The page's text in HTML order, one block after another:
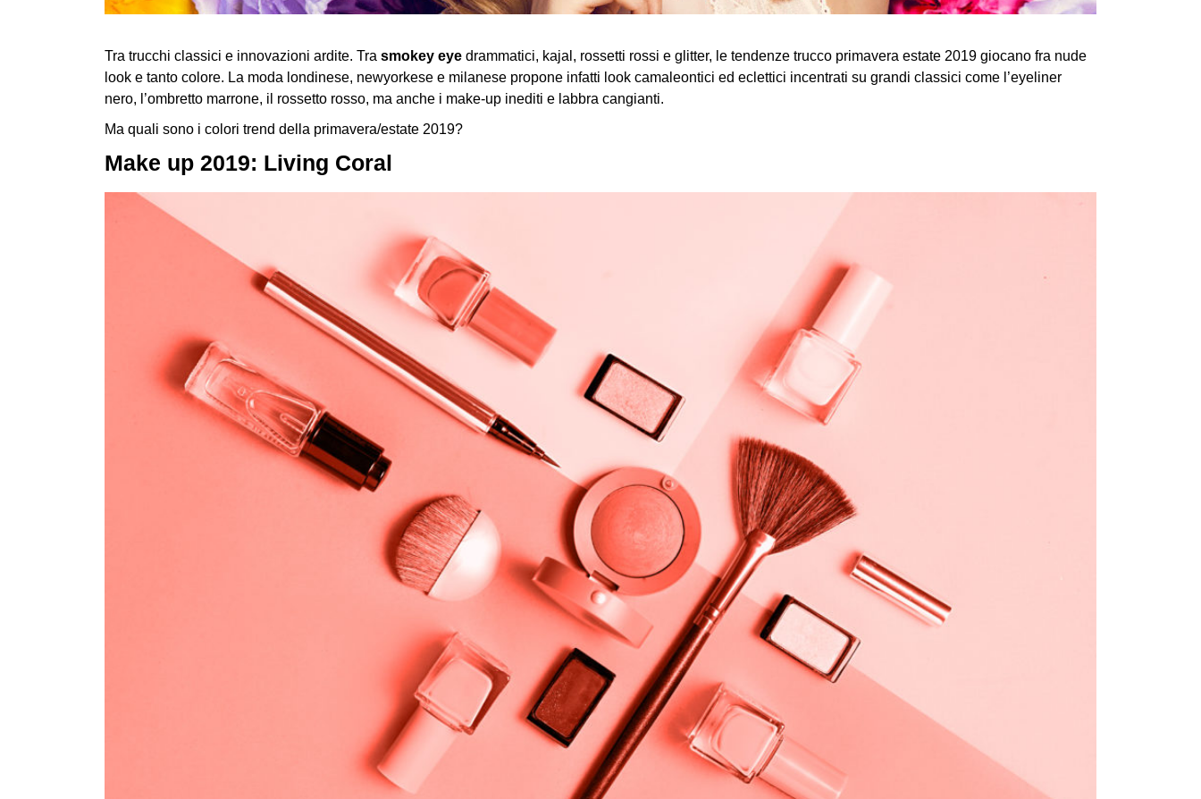
Tra trucchi classici e innovazioni ardite. Tra smokey eye drammatici, kajal, rossetti rossi e glitter, le tendenze trucco primavera estate 2019 giocano fra nude
look e tanto colore. La moda londinese, newyorkese e milanese propone infatti look camaleontici ed eclettici incentrati su grandi classici come l’eyeliner
nero, l’ombretto marrone, il rossetto rosso, ma anche i make-up inediti e labbra cangianti.
Ma quali sono i colori trend della primavera/estate 2019?
Make up 2019: Living Coral